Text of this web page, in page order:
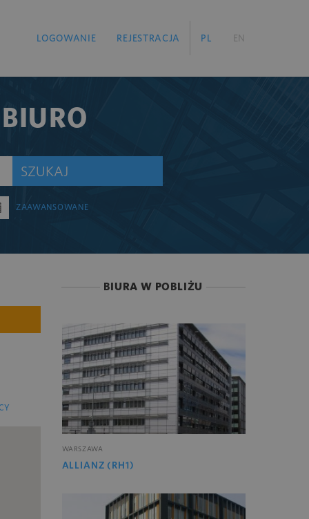
PL EN
LOGOWANIE REJESTRACJA
SZUKAJ
ZAAWANSOWANE
BIURA W POBLIŻU
WARSZAWA
ALLIANZ (RH1)